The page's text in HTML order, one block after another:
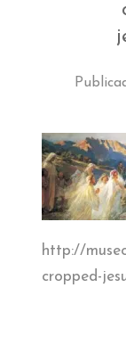
J. GARNELO
INFORMACIÓN
AMIGOS DEL
http://
cropped-